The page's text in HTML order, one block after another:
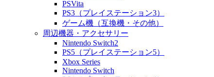
PSVita
PS3（プレイステーション3）
ゲーム機（互換機・その他）
周辺機器・アクセサリー
Nintendo Switch2
PS5（プレイステーション5）
Xbox Series
Nintendo Switch